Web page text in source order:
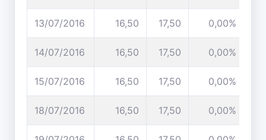
13/07/2016 16,50 17,50 0,00%
14/07/2016 16,50 17,50 0,00%
15/07/2016 16,50 17,50 0,00%
18/07/2016 16,50 17,50 0,00%